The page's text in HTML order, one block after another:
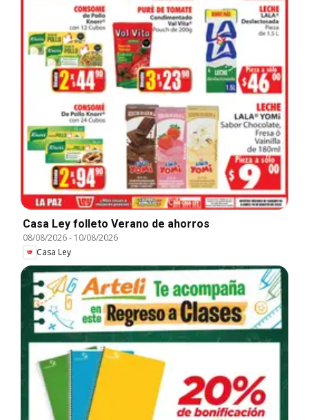
Casa Ley folleto Verano de ahorros
08/08/2026- 10/08/2026
Casa Ley